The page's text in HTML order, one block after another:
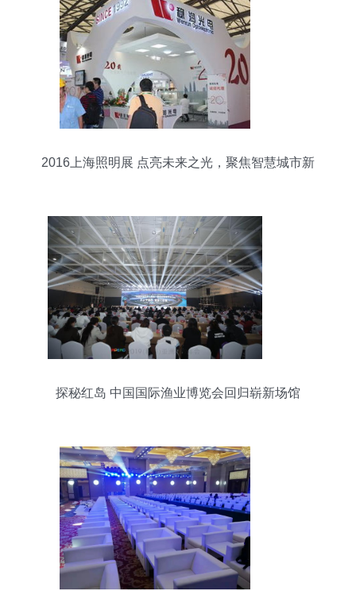
2016上海照明展 点亮未来之光，聚焦智慧城市新
探秘红岛 中国国际渔业博览会回归崭新场馆